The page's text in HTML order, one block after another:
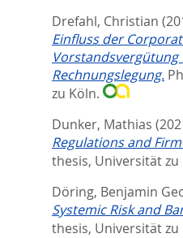
Drefahl, Christian
Einfluss der
Vorstandsvergütung
Rechnungslegung.
zu Köln.
Dunker, Mathias
Regulations and
thesis, Universität zu
Döring, Benjamin
Systemic Risk and
thesis, Universität zu